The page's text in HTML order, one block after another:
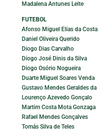
Madalena Antunes Leite
FUTEBOL
Afonso Miguel Elias da
Daniel Oliveira Querido
Diogo Dias Carvalho
Diogo José Dinis da Silva
Diogo Osório Nogueira
Duarte Miguel Soares Venda
Gustavo Mendes Geraldes da
Lourenço Azevedo Gonçalo
Martim Costa Mota Gonzaga
Rafael Mendes Gonçalves
Tomás Silva de Teles